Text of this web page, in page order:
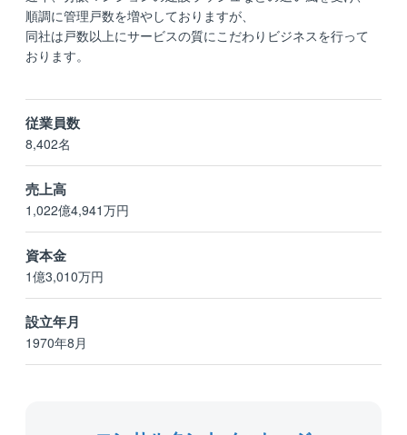
設立年月
1970年8月
資本金
1億3,010万円
売上高
1,022億4,941万円
従業員数
8,402名
順調に管理戸数を増やしておりますが、
同社は戸数以上にサービスの質にこだわりビジネスを行って
おります。